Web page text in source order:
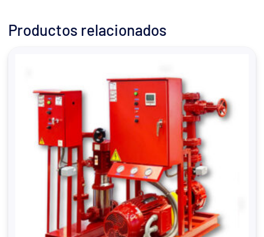
Productos relacionados